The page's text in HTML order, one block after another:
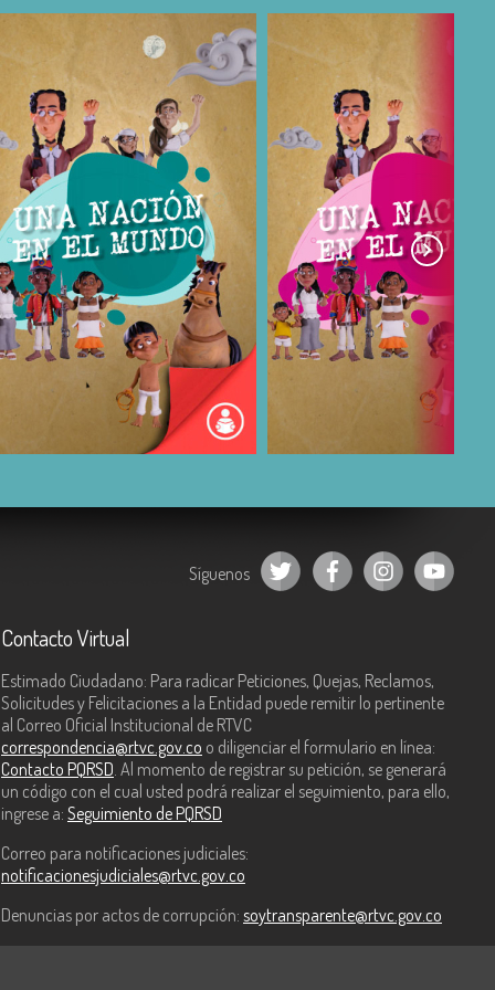
Síguenos
Contacto Virtual
Estimado Ciudadano: Para radicar Peticiones, Quejas, Reclamos,
Solicitudes y Felicitaciones a la Entidad puede remitir lo pertinente
al Correo Oficial Institucional de RTVC
correspondencia@rtvc.gov.co o diligenciar el formulario en línea:
Contacto PQRSD . Al momento de registrar su petición, se generará
un código con el cual usted podrá realizar el seguimiento, para ello,
ingrese a: Seguimiento de PQRSD
Correo para notificaciones judiciales:
notificacionesjudiciales@rtvc.gov.co
Denuncias por actos de corrupción: soytransparente@rtvc.gov.co